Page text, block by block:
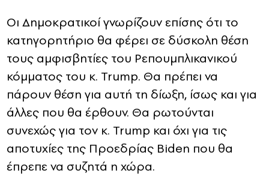
Οι Δημοκρατικοί γνωρίζουν επίσης ότι το
κατηγορητήριο θα φέρει σε δύσκολη θέση
τους αμφισβητίες του Ρεπουμπλικανικού
κόμματος του κ. Trump. Θα πρέπει να
πάρουν θέση για αυτή τη δίωξη, ίσως και για
άλλες που θα έρθουν. Θα ρωτούνται
συνεχώς για τον κ. Trump και όχι για τις
αποτυχίες της Προεδρίας Biden που θα
έπρεπε να συζητά η χώρα.